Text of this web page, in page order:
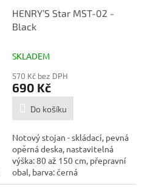
HENRY’S Star MST-02 -
Black
SKLADEM
570 Kč bez DPH
690 Kč
Do košíku
Notový stojan - skládací, pevná
opěrná deska, nastavitelná
výška: 80 až 150 cm, přepravní
obal, barva: černá